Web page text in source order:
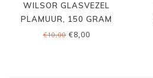
WILSOR GLASVEZEL
PLAMUUR, 150 GRAM
€10,00€8,00